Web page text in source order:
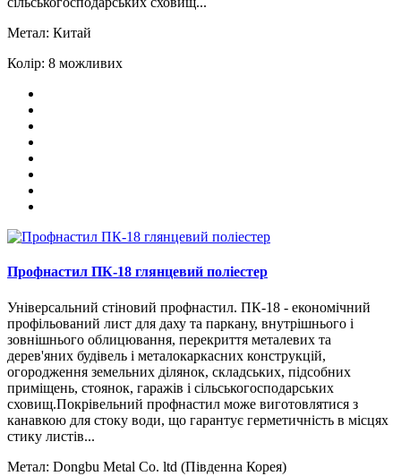
Метал: Китай
Колір: 8 можливих
Профнастил ПК-18 глянцевий поліестер
Універсальний стіновий профнастил. ПК-18 - економічний
профільований лист для даху та паркану, внутрішнього і
зовнішнього облицювання, перекриття металевих та
дерев'яних будівель і металокаркасних конструкцій,
огородження земельних ділянок, складських, підсобних
приміщень, стоянок, гаражів і сільськогосподарських
сховищ.Покрівельний профнастил може виготовлятися з
канавкою для стоку води, що гарантує герметичність в місцях
стику листів...
Метал: Dongbu Metal Сo. ltd (Південна Корея)